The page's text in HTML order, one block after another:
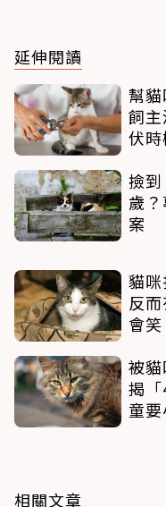
延伸閱讀
幫
飼
伏時
撿
歲
案
貓
反
會笑
被
揭
童
相關文章